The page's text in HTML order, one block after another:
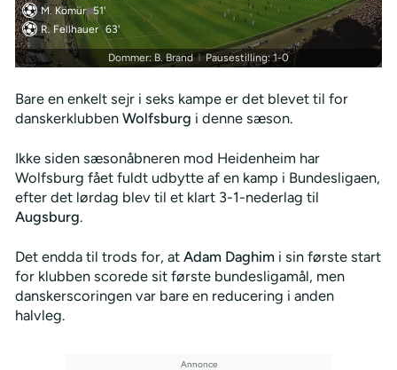
M. Kömür 51'
R. Fellhauer 63'
Dommer: B. Brand | Pausestilling: 1-0
Bare en enkelt sejr i seks kampe er det blevet til for
danskerklubben Wolfsburg i denne sæson.
Ikke siden sæsonåbneren mod Heidenheim har
Wolfsburg fået fuldt udbytte af en kamp i Bundesligaen,
efter det lørdag blev til et klart 3-1-nederlag til
Augsburg.
Det endda til trods for, at Adam Daghimi sin første start
for klubben scorede sit første bundesligamål, men
danskerscoringen var bare en reducering i anden
halvleg.